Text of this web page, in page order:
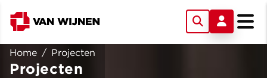
Home / Projecten
Projecten